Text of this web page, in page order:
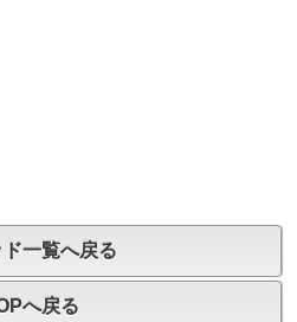
一覧へ戻る
へ戻る